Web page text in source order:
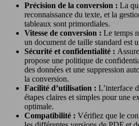
Précision de la conversion : La
reconnaissance du texte, et la
tableaux sont primordiales.
Vitesse de conversion : Le temps
un document de taille standard est
Sécurité et confidentialité :
propose une politique de
des données et une suppression
la conversion.
Facilité d’utilisation : L’interface
étapes claires et simples pour une
optimale.
Compatibilité : Vérifiez que le